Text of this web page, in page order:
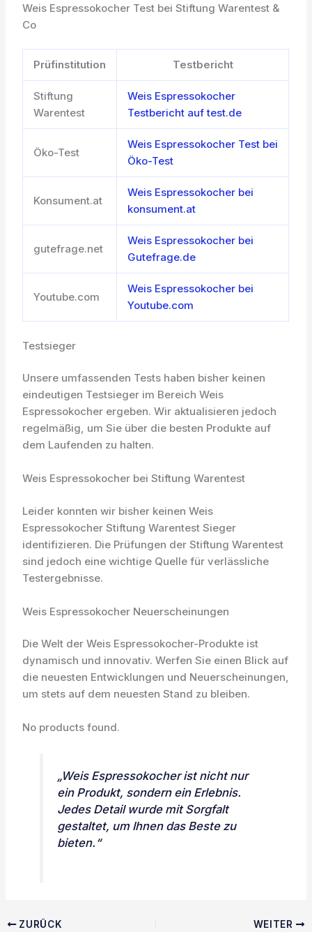
Weis Espressokocher Test bei Stiftung Warentest &
Co
Prüfinstitution Testbericht
Stiftung
Warentest
Weis Espressokocher
Testbericht auf test.de
Öko-Test
Weis Espressokocher Test bei
Öko-Test
Konsument.at
Weis Espressokocher bei
konsument.at
gutefrage.net
Weis Espressokocher bei
Gutefrage.de
Youtube.com
Weis Espressokocher bei
Youtube.com
Testsieger
Unsere umfassenden Tests haben bisher keinen
eindeutigen Testsieger im Bereich Weis
Espressokocher ergeben. Wir aktualisieren jedoch
regelmäßig, um Sie über die besten Produkte auf
dem Laufenden zu halten.
Weis Espressokocher bei Stiftung Warentest
Leider konnten wir bisher keinen Weis
Espressokocher Stiftung Warentest Sieger
identifizieren. Die Prüfungen der Stiftung Warentest
sind jedoch eine wichtige Quelle für verlässliche
Testergebnisse.
Weis Espressokocher Neuerscheinungen
Die Welt der Weis Espressokocher-Produkte ist
dynamisch und innovativ. Werfen Sie einen Blick auf
die neuesten Entwicklungen und Neuerscheinungen,
um stets auf dem neuesten Stand zu bleiben.
No products found.
„Weis Espressokocher ist nicht nur
ein Produkt, sondern ein Erlebnis.
Jedes Detail wurde mit Sorgfalt
gestaltet, um Ihnen das Beste zu
bieten.“
ZURÜCK WEITER